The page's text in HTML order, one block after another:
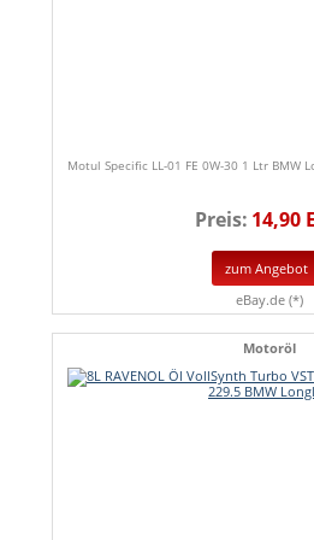
Motul Specific LL-01 FE 0W-30 1 Ltr BMW
Preis: 14,90
zum Angebot
eBay.de (*)
Motoröl